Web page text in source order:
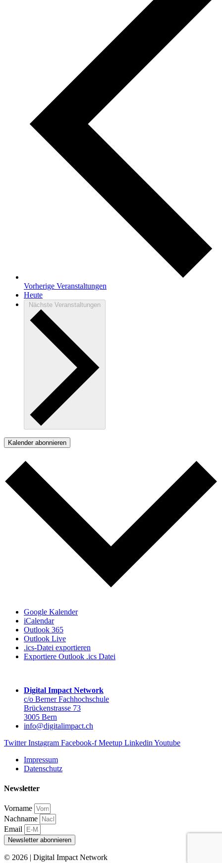
Vorherige Veranstaltungen
Heute
Nächste Veranstaltungen
Kalender abonnieren
Google Kalender
iCalendar
Outlook 365
Outlook Live
.ics-Datei exportieren
Exportiere Outlook .ics Datei
Digital Impact Network
c/o Berner Fachhochschule
Brückenstrasse 73
3005 Bern
info@digitalimpact.ch
Twitter Instagram Facebook-f Meetup Linkedin Youtube
Impressum
Datenschutz
Newsletter
Vorname
Nachname
Email
Newsletter abonnieren
© 2026 | Digital Impact Network